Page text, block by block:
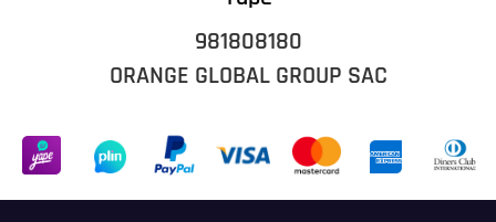
981808180
ORANGE GLOBAL GROUP SAC